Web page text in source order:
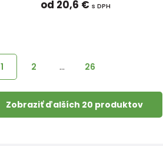
od 20,6 € s DPH
1 2 … 26
Zobraziť ďalších 20 produktov